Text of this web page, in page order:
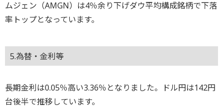
ムジェン（AMGN）は4％余り下げダウ平均構成銘柄で下落
率トップとなっています。
5.為替・金利等
長期金利は0.05％高い3.36％となりました。ドル円は142円
台後半で推移しています。